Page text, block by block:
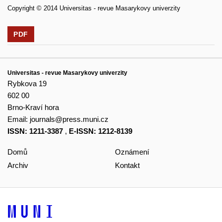
Copyright © 2014 Universitas - revue Masarykovy univerzity
PDF
Universitas - revue Masarykovy univerzity
Rybkova 19
602 00
Brno-Kraví hora
Email: journals@press.muni.cz
ISSN: 1211-3387 , E-ISSN: 1212-8139
Domů
Archiv
Oznámení
Kontakt